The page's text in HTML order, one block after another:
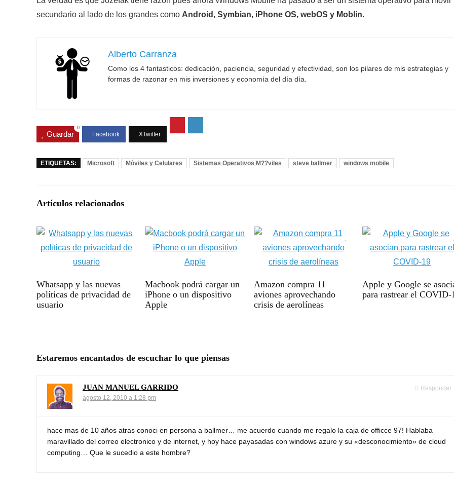
secundario al lado de los grandes como Android, Symbian, iPhone OS, webOS y Moblin.
Alberto Carranza
Como los 4 fantasticos: dedicación, paciencia, seguridad y efectividad, son los pilares de mis estrategias y
formas de razonar en mis inversiones y economía del día día.
Guardar
0
ETIQUETAS: Microsoft Móviles y Celulares Sistemas Operativos M??viles steve ballmer windows mobile
Artículos relacionados
Whatsapp y las nuevas
políticas de privacidad de
usuario
Macbook podrá cargar un
iPhone o un dispositivo
Apple
Amazon compra 11
aviones aprovechando
crisis de aerolíneas
Apple y Google se
para rastrear el COVID-
Estaremos encantados de escuchar lo que piensas
Responder
JUAN MANUEL GARRIDO
agosto 12, 2010 a 1:28 pm
hace mas de 10 años atras conoci en persona a ballmer… me acuerdo cuando me regalo la caja de officce 97! Hablaba
maravillado del correo electronico y de internet, y hoy hace payasadas con windows azure y su «desconocimiento» de cloud
computing… Que le sucedio a este hombre?